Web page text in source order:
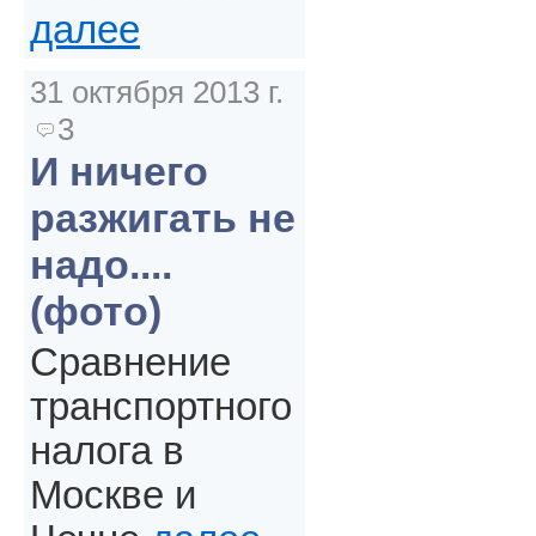
далее
31 октября 2013 г.
3
И ничего
разжигать не
надо....
(фото)
Сравнение
транспортного
налога в
Москве и